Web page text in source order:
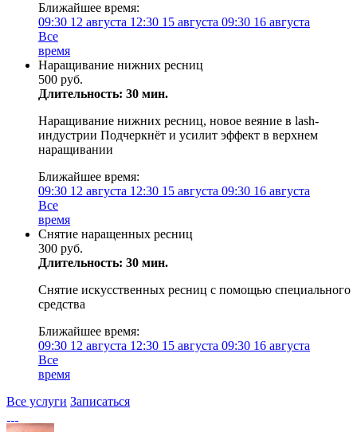
Ближайшее время:
09:30 12 августа 12:30 15 августа 09:30 16 августа
Все
время
Наращивание нижних ресниц
500 руб.
Длительность: 30 мин.
Наращивание нижних ресниц, новое веяние в lash-
индустрии Подчеркнёт и усилит эффект в верхнем
наращивании
Ближайшее время:
09:30 12 августа 12:30 15 августа 09:30 16 августа
Все
время
Снятие наращенных ресниц
300 руб.
Длительность: 30 мин.
Снятие искусственных ресниц с помощью специального
средства
Ближайшее время:
09:30 12 августа 12:30 15 августа 09:30 16 августа
Все
время
Все услуги Записаться